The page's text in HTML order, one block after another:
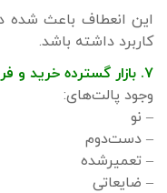
این انعطاف باعث شده
کاربرد داشته باشد.
۷. بازار گسترده خرید و فروش
وجود پالت‌های:
– نو
– دست‌دوم
– تعمیرشده
– ضایعاتی